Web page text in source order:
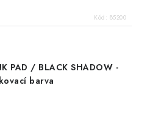
Kód: 85200
PAD / BLACK SHADOW -
barva